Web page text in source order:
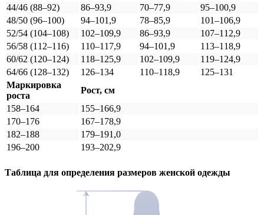
44/46 (88–92)
86–93,9 70–77,9
95–100,9
48/50 (96–100)
94–101,9 78–85,9
101–106,9
52/54 (104–108)
102–109,9 86–93,9
107–112,9
56/58 (112–116)
110–117,9 94–101,9
113–118,9
60/62 (120–124)
118–125,9 102–109,9
119–124,9
64/66 (128–132)
126–134 110–118,9
125–131
Маркировка
роста
Рост, см
158–164
155–166,9
170–176
167–178,9
182–188
179–191,0
196–200
193–202,9
Таблица для определения размеров женской одежды